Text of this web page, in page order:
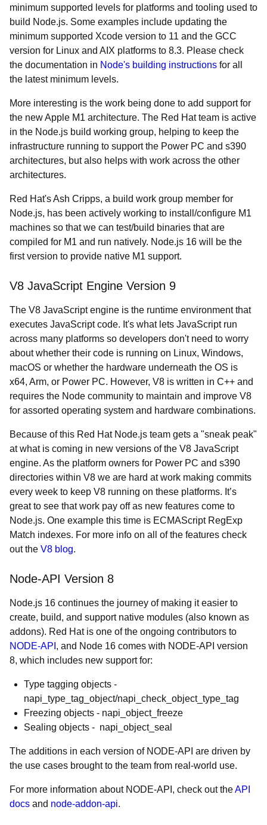
minimum supported levels for platforms and tooling used to
build Node.js. Some examples include updating the
minimum supported Xcode version to 11 and the GCC
version for Linux and AIX platforms to 8.3. Please check
the documentation in Node's building instructions for all
the latest minimum levels.
More interesting is the work being done to add support for
the new Apple M1 architecture. The Red Hat team is active
in the Node.js build working group, helping to keep the
infrastructure running to support the Power PC and s390
architectures, but also helps with work across the other
architectures.
Red Hat's Ash Cripps, a build work group member for
Node.js, has been actively working to install/configure M1
machines so that we can test/build binaries that are
compiled for M1 and run natively. Node.js 16 will be the
first version to provide native M1 support.
V8 JavaScript Engine Version 9
The V8 JavaScript engine is the runtime environment that
executes JavaScript code. It's what lets JavaScript run
across many platforms so developers don't need to worry
about whether their code is running on Linux, Windows,
macOS or whether the hardware underneath the OS is
x64, Arm, or Power PC. However, V8 is written in C++ and
requires the Node community to maintain and improve V8
for assorted operating system and hardware combinations.
Because of this Red Hat Node.js team gets a "sneak peak"
at what is coming in new versions of the V8 JavaScript
engine. As the platform owners for Power PC and s390
directories within V8 we are hard at work making commits
every week to keep V8 running on these platforms. It’s
great to see that work pay off as new features come to
Node.js. One example this time is ECMAScript RegExp
Match indexes. For more info on all of the features check
out the V8 blog.
Node-API Version 8
Node.js 16 continues the journey of making it easier to
create, build, and support native modules (also known as
addons). Red Hat is one of the ongoing contributors to
NODE-API , and Node 16 comes with NODE-API version
8, which includes new support for:
Type tagging objects -
napi_type_tag_object/napi_check_object_type_tag
Freezing objects - napi_object_freeze
Sealing objects - napi_object_seal
The additions in each version of NODE-API are driven by
the use cases brought to the team from real-world use.
For more information about NODE-API, check out theAPI
docs and node-addon-api.